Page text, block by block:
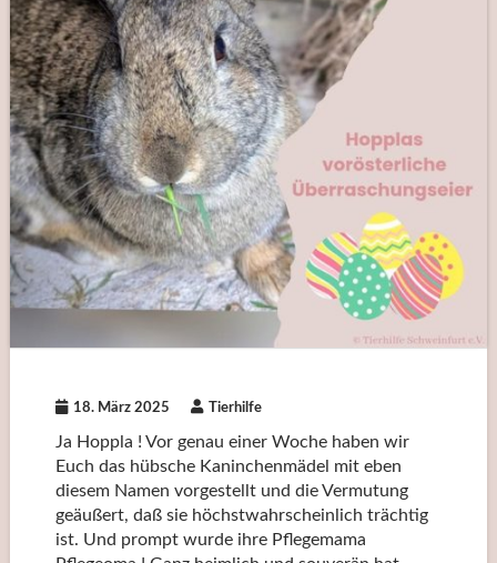
18. März 2025 Tierhilfe
Ja Hoppla ! Vor genau einer Woche haben wir
Euch das hübsche Kaninchenmädel mit eben
diesem Namen vorgestellt und die Vermutung
geäußert, daß sie höchstwahrscheinlich trächtig
ist. Und prompt wurde ihre Pflegemama